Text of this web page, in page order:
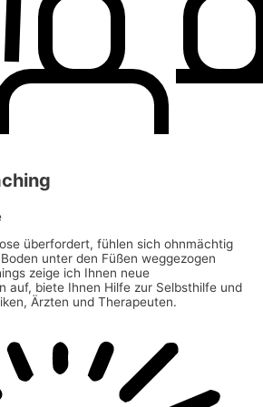
überfordert, fühlen sich ohnmächtig
unter den Füßen weggezogen
zeige ich Ihnen neue
auf, biete Ihnen Hilfe zur Selbsthilfe und
Ärzten und Therapeuten.